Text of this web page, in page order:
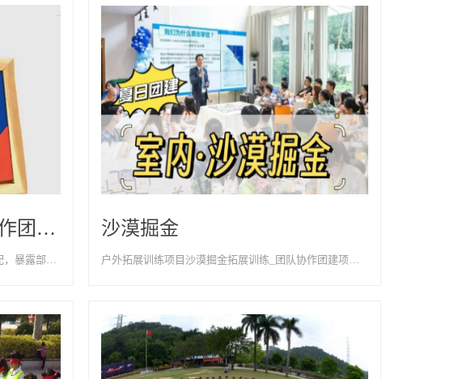
七巧板拓展训练_团队协作团建项目-天津以歌团建
户外拓展训练项目用七块板模拟企业资源分配，暴露部门本位主义，打造全局思维
沙漠掘金
户外拓展训练项目沙漠掘金拓展训练_团队协作团建项目-天津以歌团建